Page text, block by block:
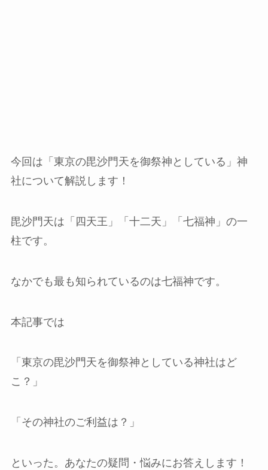
今回は「東京の毘沙門天を御祭神としている」神
社について解説します！
毘沙門天は「四天王」「十二天」「七福神」の一
柱です。
なかでも最も知られているのは七福神です。
本記事では
「東京の毘沙門天を御祭神としている神社はど
こ？」
「その神社のご利益は？」
といった。あなたの疑問・悩みにお答えします！